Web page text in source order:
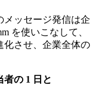
メッセージ発信は企
を使いこなして、
化させ、企業全体の
者の 1 日と